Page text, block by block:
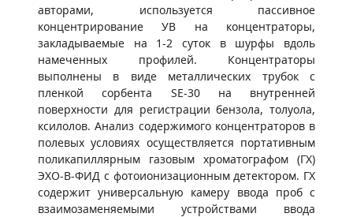
авторами, используется пассивное
концентрирование УВ на концентраторы,
закладываемые на 1-2 суток в шурфы вдоль
намеченных профилей. Концентраторы
выполнены в виде металлических трубок с
пленкой сорбента SE-30 на внутренней
поверхности для регистрации бензола, толуола,
ксилолов. Анализ содержимого концентраторов в
полевых условиях осуществляется портативным
поликапиллярным газовым хроматографом (ГХ)
ЭХО-В-ФИД с фотоионизационным детектором. ГХ
содержит универсальную камеру ввода проб с
взаимозаменяемыми устройствами ввода